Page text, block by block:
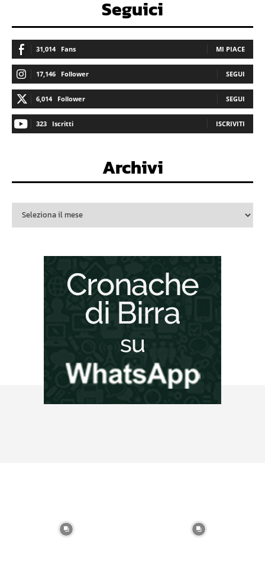
Seguici
31,014 Fans MI PIACE
17,146 Follower SEGUI
6,014 Follower SEGUI
323 Iscritti ISCRIVITI
Archivi